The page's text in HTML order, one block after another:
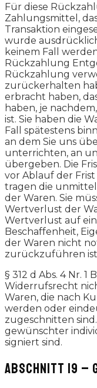
Für diese
Zahlungsmittel,
Transaktion
wurde
keinem Fall
Rückzahlung
Rückzahlung
zurückerhalten
erbracht haben,
haben, je
ist. Sie haben die
Fall spätestens
an dem Sie uns
unterrichten, an
übergeben. Die
vor Ablauf der
tragen die
der Waren. Sie
Wertverlust der
Wertverlust auf
Beschaffenheit,
der Waren nicht
zurückzuführen
§ 312 d Abs. 4 Nr. 1
Widerrufsrecht
Waren, die nach
werden oder
zugeschnitten
gewünschter
signiert sind.
ABSCHNITT 19 –